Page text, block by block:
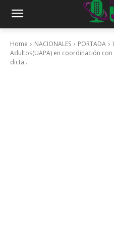
Home NACIONALES PORTADA
Adultos(UAPA) en coordinación
dicta...